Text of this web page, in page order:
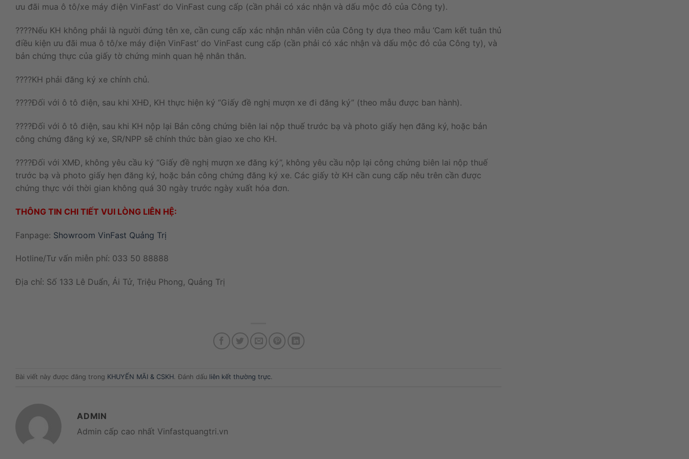
ưu đãi mua ô tô/xe máy điện VinFast’ do VinFast cung cấp (cần phải có xác nhận và dấu mộc đỏ của Công ty).
????Nếu KH không phải là người đứng tên xe, cần cung cấp xác nhận nhân viên của Công ty dựa theo mẫu ‘Cam kết tuân thủ
điều kiện ưu đãi mua ô tô/xe máy điện VinFast’ do VinFast cung cấp (cần phải có xác nhận và dấu mộc đỏ của Công ty) , và
bản chứng thực của giấy tờ chứng minh quan hệ nhân thân.
????KH phải đăng ký xe chính chủ.
????Đối với ô tô điện, sau khi XHĐ, KH thực hiện ký “Giấy đề nghị mượn xe đi đăng ký” (theo mẫu được ban hành).
????Đối với ô tô điện, sau khi KH nộp lại Bản công chứng biên lai nộp thuế trước bạ và photo giấy hẹn đăng ký, hoặc bản
công chứng đăng ký xe, SR/NPP sẽ chính thức bàn giao xe cho KH.
????Đối với XMĐ, không yêu cầu ký “Giấy đề nghị mượn xe đăng ký”, không yêu cầu nộp lại công chứng biên lai nộp thuế
trước bạ và photo giấy hẹn đăng ký, hoặc bản công chứng đăng ký xe. Các giấy tờ KH cần cung cấp nêu trên cần được
chứng thực với thời gian không quá 30 ngày trước ngày xuất hóa đơn.
THÔNG TIN CHI TIẾT VUI LÒNG LIÊN HỆ:
Fanpage: Showroom VinFast Quảng Trị
Hotline/Tư vấn miễn phí: 033 50 88888
Địa chỉ: Số 133 Lê Duẩn, Ái Tử, Triệu Phong, Quảng Trị
Bài viết này được đăng trong KHUYẾN MÃI & CSKH. Đánh dấu liên kết thường trực.
ADMIN
Admin cấp cao nhất Vinfastquangtri.vn